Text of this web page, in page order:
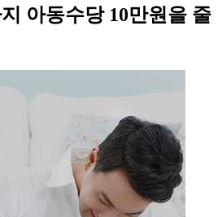
아동수당 10만원을 줄